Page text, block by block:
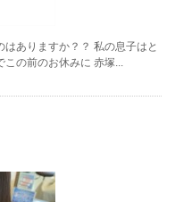
ありますか？？ 私の息子はと
の前のお休みに 赤塚...